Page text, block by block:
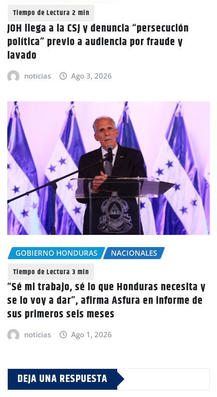
JOH llega a la CSJ y denuncia “persecución
política” previo a audiencia por fraude y
lavado
noticias Ago 3, 2026
GOBIERNO HONDURAS NACIONALES
“Sé mi trabajo, sé lo que Honduras necesita y
se lo voy a dar”, afirma Asfura en informe de
sus primeros seis meses
noticias Ago 1, 2026
DEJA UNA RESPUESTA